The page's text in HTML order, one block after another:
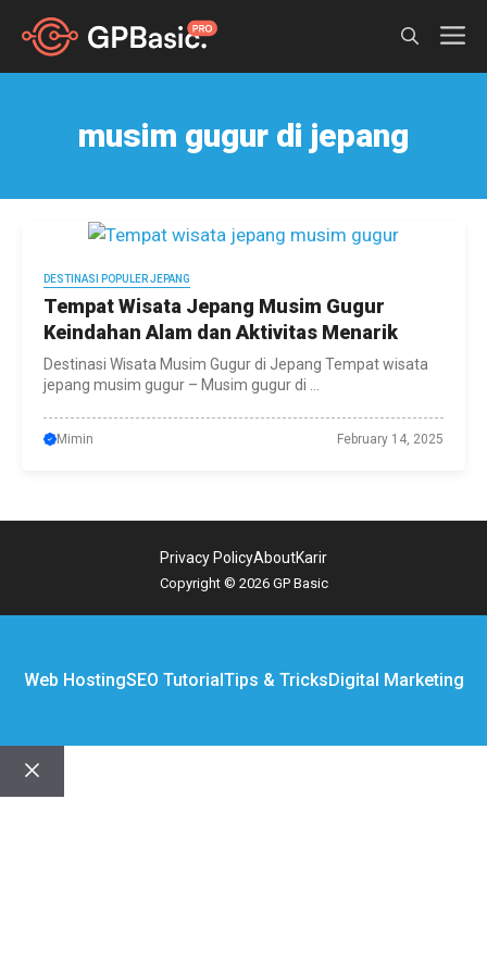
musim gugur di jepang
DESTINASI POPULER JEPANG
Tempat Wisata Jepang Musim Gugur
Keindahan Alam dan Aktivitas Menarik
Destinasi Wisata Musim Gugur di Jepang Tempat wisata
jepang musim gugur – Musim gugur di ...
Mimin February 14, 2025
Copyright © 2026 GP Basic
Privacy PolicyAboutKarir
Web HostingSEO TutorialTips & TricksDigital Marketing
Close